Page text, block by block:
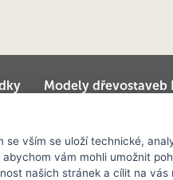
Modely dřevostaveb
se vším se uloží technické,
vám mohli umožnit
našich stránek a cílit na vás